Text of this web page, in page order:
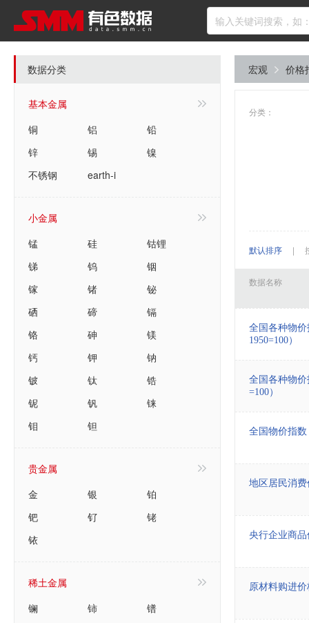
数据分类
基本金属
铜
铝
铅
锌
锡
镍
不锈钢
earth-i
小金属
锰
硅
钴锂
锑
钨
铟
镓
锗
铋
硒
碲
镉
铬
砷
镁
钙
钾
钠
铍
钛
锆
铌
钒
铼
钼
钽
贵金属
金
银
铂
钯
钌
铑
铱
稀土金属
镧
铈
镨
宏观 价格
分类：
默认排序 |
数据名称
全国各种物
1950=100）
全国各种物
=100）
全国物价指数
地区居民消
央行企业商
原材料购进